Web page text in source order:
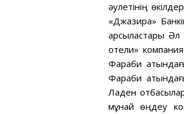
әулетінің
«Джазира»
қарсыластары
отели»
Фараби
Фараби
Ладен
мұнай өңдеу